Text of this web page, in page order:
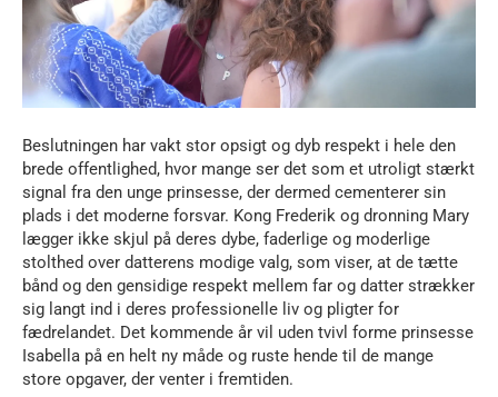
Beslutningen har vakt stor opsigt og dyb respekt i hele den
brede offentlighed, hvor mange ser det som et utroligt stærkt
signal fra den unge prinsesse, der dermed cementerer sin
plads i det moderne forsvar. Kong Frederik og dronning Mary
lægger ikke skjul på deres dybe, faderlige og moderlige
stolthed over datterens modige valg, som viser, at de tætte
bånd og den gensidige respekt mellem far og datter strækker
sig langt ind i deres professionelle liv og pligter for
fædrelandet. Det kommende år vil uden tvivl forme prinsesse
Isabella på en helt ny måde og ruste hende til de mange
store opgaver, der venter i fremtiden.